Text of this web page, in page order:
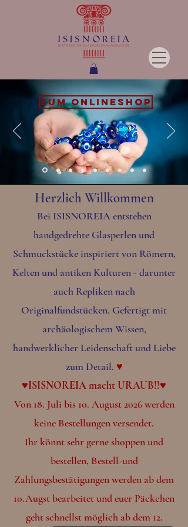
ZUM ONLINESHOP
Herzlich Willkommen
Bei ISISNOREIA entstehen
handgedrehte Glasperlen und
Schmuckstücke inspiriert von Römern,
Kelten und antiken Kulturen - darunter
auch Repliken nach
Originalfundstücken. Gefertigt mit
archäologischem Wissen,
handwerklicher Leidenschaft und Liebe
zum Detail. ♥
♥ISISNOREIA macht URAUB!!♥
Von 18. Juli bis 10. August 2026 werden
keine Bestellungen versendet.
Ihr könnt sehr gerne shoppen und
bestellen, Bestell-und
Zahlungsbestätigungen werden ab dem
10.Augst bearbeitet und euer Päckchen
geht schnellst möglich ab dem 12.